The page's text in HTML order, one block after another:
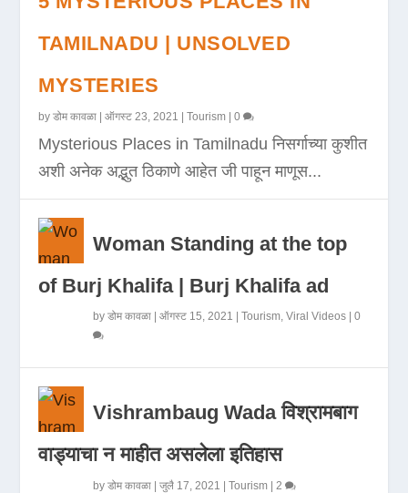
TAMILNADU | UNSOLVED
MYSTERIES
byडोम कावळा |ऑगस्ट 23, 2021 |Tourism |0
Mysterious Places in Tamilnadu निसर्गाच्या कुशीत
अशी अनेक अद्भुत ठिकाणे आहेत जी पाहून माणूस...
Woman Standing at the top
of Burj Khalifa | Burj Khalifa ad
byडोम कावळा |ऑगस्ट 15, 2021 |Tourism ,Viral Videos |0
Vishrambaug Wada विश्रामबाग
वाड्याचा न माहीत असलेला इतिहास
byडोम कावळा |जुलै 17, 2021 |Tourism | 2